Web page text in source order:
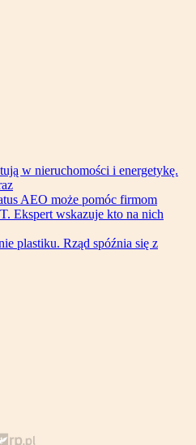
w nieruchomości i energetykę.
AEO może pomóc firmom
Ekspert wskazuje kto na nich
plastiku. Rząd spóźnia się z